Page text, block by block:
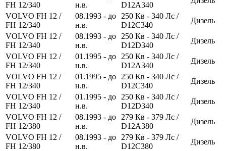
FH 12/340
н.в.
D12A340
VOLVO FH 12 /
FH 12/340
08.1993 - до
н.в.
250 Кв - 340 Лс /
D12C340
Дизель
VOLVO FH 12 /
FH 12/340
08.1993 - до
н.в.
250 Кв - 340 Лс /
D12D340
Дизель
VOLVO FH 12 /
FH 12/340
01.1995 - до
н.в.
250 Кв - 340 Лс /
D12A340
Дизель
VOLVO FH 12 /
FH 12/340
01.1995 - до
н.в.
250 Кв - 340 Лс /
D12C340
Дизель
VOLVO FH 12 /
FH 12/340
01.1995 - до
н.в.
250 Кв - 340 Лс /
D12D340
Дизель
VOLVO FH 12 /
FH 12/380
08.1993 - до
н.в.
279 Кв - 379 Лс /
D12A380
Дизель
VOLVO FH 12 /
FH 12/380
08.1993 - до
н.в.
279 Кв - 379 Лс /
D12C380
Дизель